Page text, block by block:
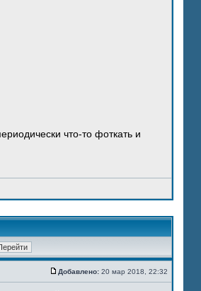
что-то фоткать и
Добавлено: 20 мар 2018, 22:32